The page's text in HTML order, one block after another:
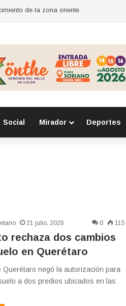
de la zona oriente
Social Mirador Deportes
21 julio, 2026 0 115
rechaza dos cambios
en Querétaro
Querétaro negó la autorización para
a dos predios ubicados en las